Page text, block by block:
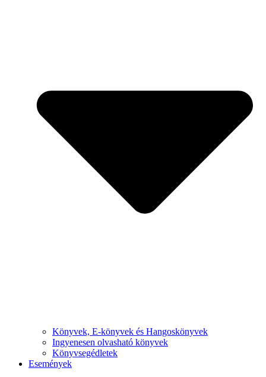
Könyvek, E-könyvek és Hangoskönyvek
Ingyenesen olvasható könyvek
Könyvsegédletek
Események